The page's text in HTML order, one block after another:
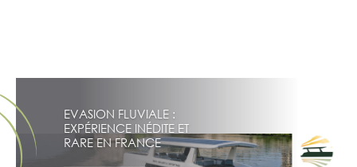
EVASION FLUVIALE :
EXPÉRIENCE INÉDITE ET
RARE EN FRANCE